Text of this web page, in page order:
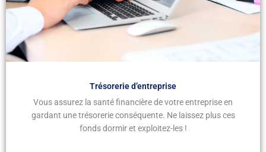
Trésorerie d’entreprise
Vous assurez la santé financière de votre entreprise en
gardant une trésorerie conséquente. Ne laissez plus ces
fonds dormir et exploitez-les !